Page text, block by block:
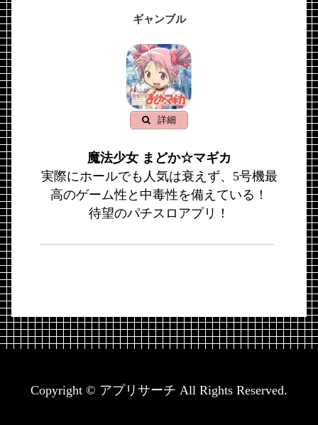
ギャンブル
詳細
魔法少女 まどか☆マギカ
実際にホールでも人気は衰えず、5号機最
高のゲーム性と中毒性を備えている！
待望のパチスロアプリ！
Copyright © アプリサーチ All Rights Reserved.